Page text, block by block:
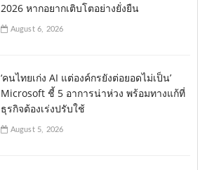
2026 หากอยากเติบโตอย่างยั่งยืน
August 6, 2026
‘คนไทยเก่ง AI แต่องค์กรยังต่อยอดไม่เป็น’
Microsoft ชี้ 5 อาการน่าห่วง พร้อมทางแก้ที่
ธุรกิจต้องเร่งปรับใช้
August 5, 2026